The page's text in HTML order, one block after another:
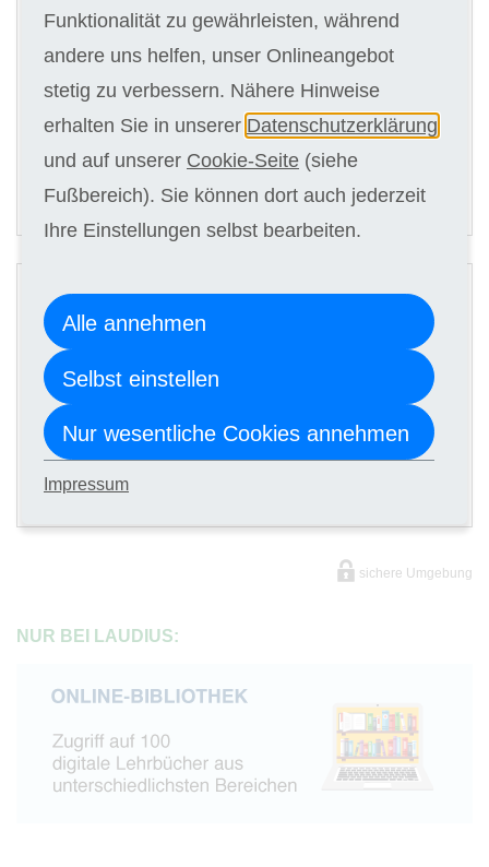
Digitale Kursunterlagen
Kursgebühr
10 x 117,00 €
ANMELDEN
Kursgebühr
10 x 107,00 €
ANMELDEN
sichere Umgebung
NUR BEI LAUDIUS:
Funktionalität zu gewährleisten, während
andere uns helfen, unser Onlineangebot
stetig zu verbessern. Nähere Hinweise
erhalten Sie in unserer Datenschutzerklärung
und auf unserer Cookie-Seite (siehe
Fußbereich). Sie können dort auch jederzeit
Ihre Einstellungen selbst bearbeiten.
Alle annehmen
Selbst einstellen
Nur wesentliche Cookies annehmen
Impressum